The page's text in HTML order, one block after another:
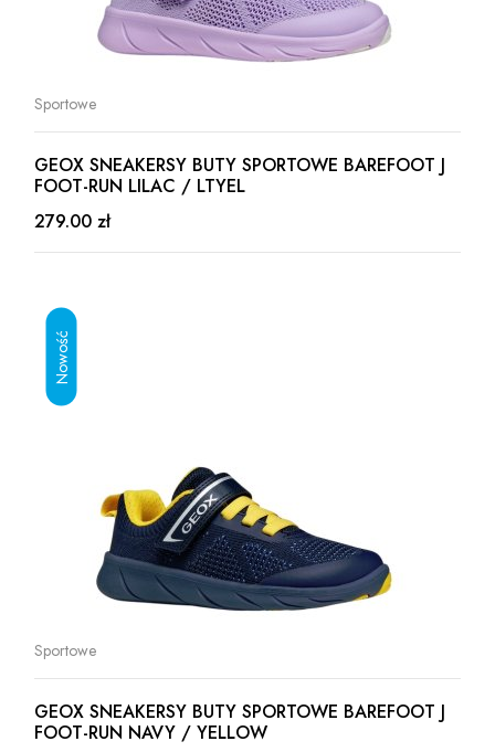
Sportowe
GEOX SNEAKERSY BUTY SPORTOWE BAREFOOT J
FOOT-RUN LILAC / LTYEL
279.00 zł
Sportowe
GEOX SNEAKERSY BUTY SPORTOWE BAREFOOT J
FOOT-RUN NAVY / YELLOW